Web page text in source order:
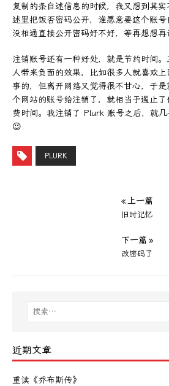
复制的条自述信息的时候，我又想到其
述里把饭否密码公开，谁愿意要这个账
没相通直接公开密码好不好，等再想想再
注销账号还有一种好处，就是节约时间
人带来负面的效果，比如很多人就喜欢
事的，但离开网络又觉得很不甘心，于
个网站的账号给注销了，就相当于遏止
费时间。我注销了 Plurk 账号之后，就几
😉
PLURK
« 上一篇
旧时记忆
下一篇 »
改密码了
近期文章
重读《乔布斯传》